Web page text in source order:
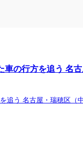
の行方を追う 名
追う 名古屋・瑞穂区（